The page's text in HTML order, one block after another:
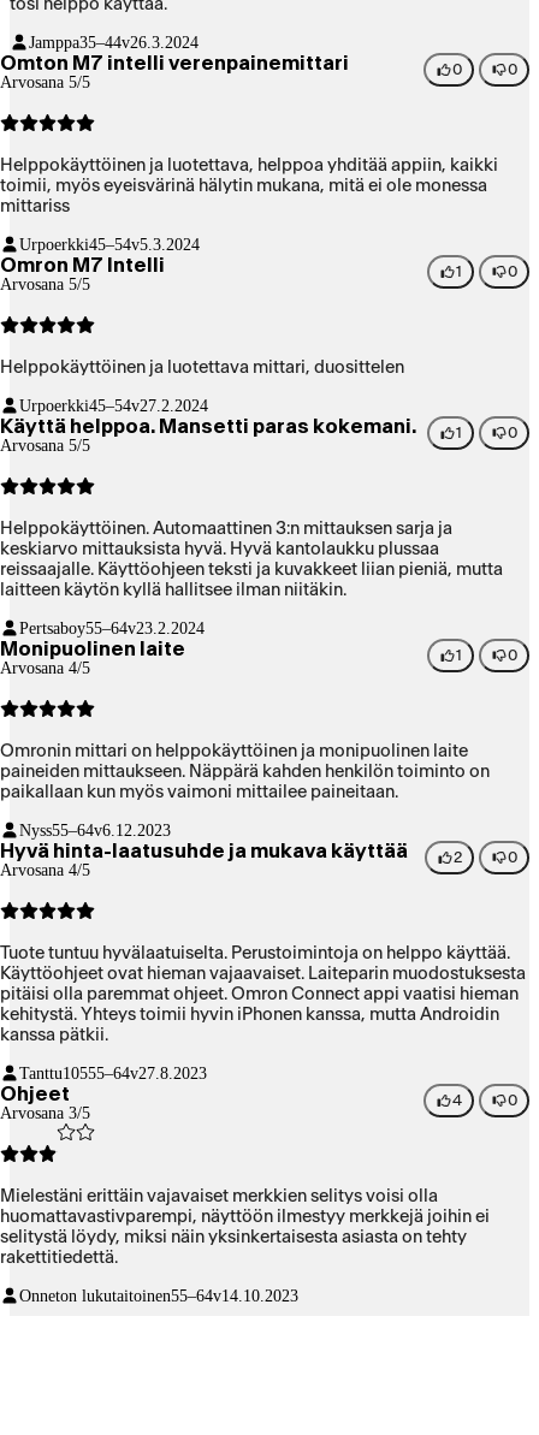
tosi helppo käyttää.
Jamppa35–44v26.3.2024
Omton M7 intelli verenpainemittari
Arvosana 5/5
0 0
Helppokäyttöinen ja luotettava, helppoa yhditää appiin, kaikki
toimii, myös eyeisvärinä hälytin mukana, mitä ei ole monessa
mittariss
Urpoerkki45–54v5.3.2024
Omron M7 Intelli
Arvosana 5/5
1 0
Helppokäyttöinen ja luotettava mittari, duosittelen
Urpoerkki45–54v27.2.2024
Käyttä helppoa. Mansetti paras kokemani.
Arvosana 5/5
1 0
Helppokäyttöinen. Automaattinen 3:n mittauksen sarja ja
keskiarvo mittauksista hyvä. Hyvä kantolaukku plussaa
reissaajalle. Käyttöohjeen teksti ja kuvakkeet liian pieniä, mutta
laitteen käytön kyllä hallitsee ilman niitäkin.
Pertsaboy55–64v23.2.2024
Monipuolinen laite
Arvosana 4/5
1 0
Omronin mittari on helppokäyttöinen ja monipuolinen laite
paineiden mittaukseen. Näppärä kahden henkilön toiminto on
paikallaan kun myös vaimoni mittailee paineitaan.
Nyss55–64v6.12.2023
Hyvä hinta-laatusuhde ja mukava käyttää
Arvosana 4/5
2 0
Tuote tuntuu hyvälaatuiselta. Perustoimintoja on helppo käyttää.
Käyttöohjeet ovat hieman vajaavaiset. Laiteparin muodostuksesta
pitäisi olla paremmat ohjeet. Omron Connect appi vaatisi hieman
kehitystä. Yhteys toimii hyvin iPhonen kanssa, mutta Androidin
kanssa pätkii.
Tanttu10555–64v27.8.2023
Ohjeet
Arvosana 3/5
4 0
Mielestäni erittäin vajavaiset merkkien selitys voisi olla
huomattavastivparempi, näyttöön ilmestyy merkkejä joihin ei
selitystä löydy, miksi näin yksinkertaisesta asiasta on tehty
rakettitiedettä.
Onneton lukutaitoinen55–64v14.10.2023